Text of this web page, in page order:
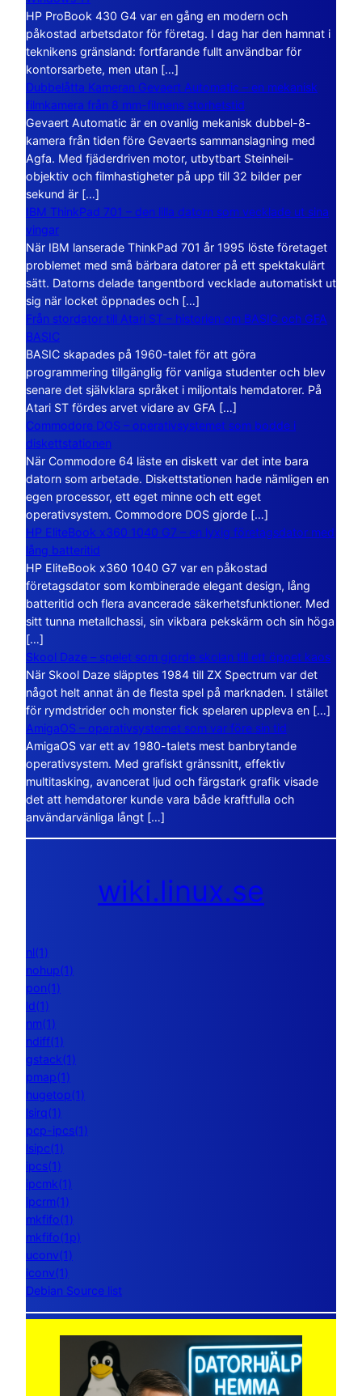
HP ProBook 430 G4 var en gång en modern och
påkostad arbetsdator för företag. I dag har den hamnat i
teknikens gränsland: fortfarande fullt användbar för
kontorsarbete, men utan […]
Dubbelåtta Kameran Gevaert Automatic – en mekanisk
filmkamera från 8 mm-filmens storhetstid
Gevaert Automatic är en ovanlig mekanisk dubbel-8-
kamera från tiden före Gevaerts sammanslagning med
Agfa. Med fjäderdriven motor, utbytbart Steinheil-
objektiv och filmhastigheter på upp till 32 bilder per
sekund är […]
IBM ThinkPad 701 – den lilla datorn som vecklade ut sina
vingar
När IBM lanserade ThinkPad 701 år 1995 löste företaget
problemet med små bärbara datorer på ett spektakulärt
sätt. Datorns delade tangentbord vecklade automatiskt ut
sig när locket öppnades och […]
Från stordator till Atari ST – historien om BASIC och GFA
BASIC
BASIC skapades på 1960-talet för att göra
programmering tillgänglig för vanliga studenter och blev
senare det självklara språket i miljontals hemdatorer. På
Atari ST fördes arvet vidare av GFA […]
Commodore DOS – operativsystemet som bodde i
diskettstationen
När Commodore 64 läste en diskett var det inte bara
datorn som arbetade. Diskettstationen hade nämligen en
egen processor, ett eget minne och ett eget
operativsystem. Commodore DOS gjorde […]
HP EliteBook x360 1040 G7 – en lyxig företagsdator med
lång batteritid
HP EliteBook x360 1040 G7 var en påkostad
företagsdator som kombinerade elegant design, lång
batteritid och flera avancerade säkerhetsfunktioner. Med
sitt tunna metallchassi, sin vikbara pekskärm och sin höga
[…]
Skool Daze – spelet som gjorde skolan till ett öppet kaos
När Skool Daze släpptes 1984 till ZX Spectrum var det
något helt annat än de flesta spel på marknaden. I stället
för rymdstrider och monster fick spelaren uppleva en […]
AmigaOS – operativsystemet som var före sin tid
AmigaOS var ett av 1980-talets mest banbrytande
operativsystem. Med grafiskt gränssnitt, effektiv
multitasking, avancerat ljud och färgstark grafik visade
det att hemdatorer kunde vara både kraftfulla och
användarvänliga långt […]
wiki.linux.se
nl(1)
nohup(1)
pon(1)
ld(1)
nm(1)
ndiff(1)
gstack(1)
pmap(1)
hugetop(1)
lsirq(1)
pcp-ipcs(1)
lsipc(1)
ipcs(1)
ipcmk(1)
ipcrm(1)
mkfifo(1)
mkfifo(1p)
uconv(1)
iconv(1)
Debian Source list